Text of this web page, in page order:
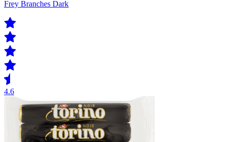
Frey Branches Dark
4.6